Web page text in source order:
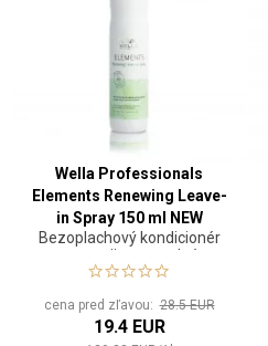
Wella Professionals
Elements Renewing Leave-
in Spray 150 ml NEW
Bezoplachový kondicionér
ve spreji pro snadné
rozčesávání vlasů
cena pred zľavou:28.5 EUR
19.4 EUR